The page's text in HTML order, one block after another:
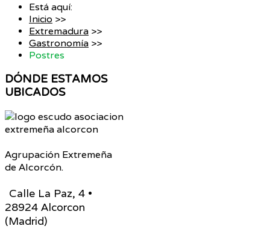
Está aquí:
Inicio >>
Extremadura >>
Gastronomía >>
Postres
DÓNDE ESTAMOS
UBICADOS
Agrupación Extremeña
de Alcorcón.
Calle La Paz, 4 •
28924 Alcorcon
(Madrid)